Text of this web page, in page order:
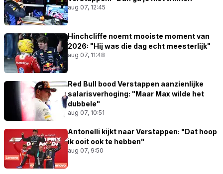
aug 07, 12:45
Hinchcliffe noemt mooiste moment van
2026: "Hij was die dag echt meesterlijk"
aug 07, 11:48
Red Bull bood Verstappen aanzienlijke
salarisverhoging: "Maar Max wilde het
dubbele"
aug 07, 10:51
Antonelli kijkt naar Verstappen: "Dat hoop
ik ooit ook te hebben"
aug 07, 9:50